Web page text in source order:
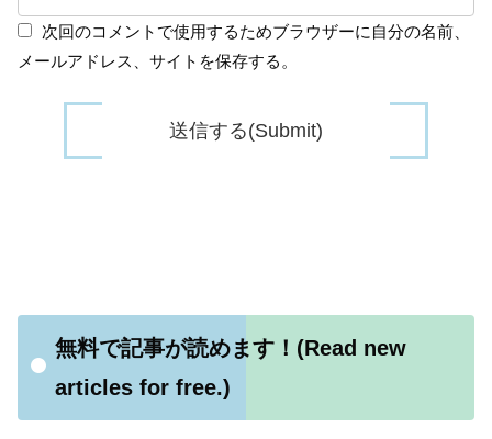
次回のコメントで使用するためブラウザーに自分の名前、
メールアドレス、サイトを保存する。
無料で記事が読めます！(Read new
articles for free.)